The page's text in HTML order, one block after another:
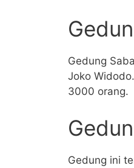
Gedung
Joko
3000 orang.
Gedung ini